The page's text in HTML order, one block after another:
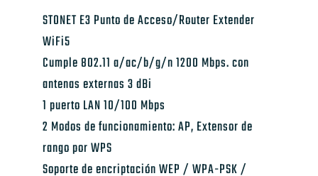
STONET E3 Punto de Acceso/Router Extender
WiFi5
Cumple 802.11 a/ac/b/g/n 1200 Mbps. con
antenas externas 3 dBi
1 puerto LAN 10/100 Mbps
2 Modos de funcionamiento: AP, Extensor de
rango por WPS
Soporte de encriptación WEP / WPA-PSK /